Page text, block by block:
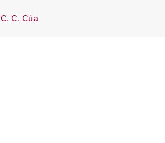
C. C. Của